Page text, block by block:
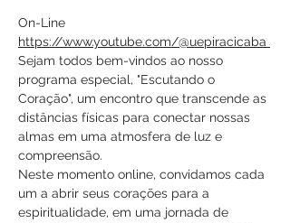
On-Line
https://www.youtube.com/@uepiracicaba
Sejam todos bem-vindos ao nosso
programa especial, "Escutando o
Coração", um encontro que transcende as
distâncias físicas para conectar nossas
almas em uma atmosfera de luz e
compreensão.
Neste momento online, convidamos cada
um a abrir seus corações para a
espiritualidade, em uma jornada de